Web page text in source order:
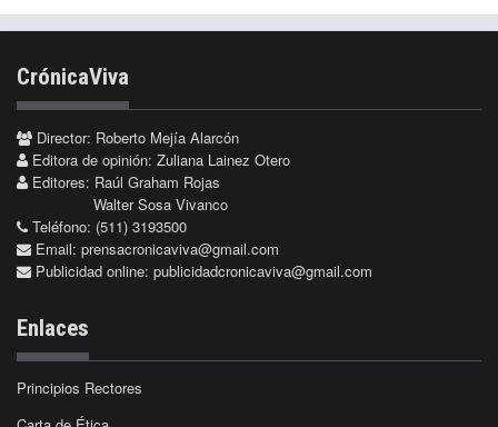
CrónicaViva
Director: Roberto Mejía Alarcón
Editora de opinión: Zuliana Lainez Otero
Editores: Raúl Graham Rojas
Walter Sosa Vivanco
Teléfono: (511) 3193500
Email: prensacronicaviva@gmail.com
Publicidad online: publicidadcronicaviva@gmail.com
Enlaces
Principios Rectores